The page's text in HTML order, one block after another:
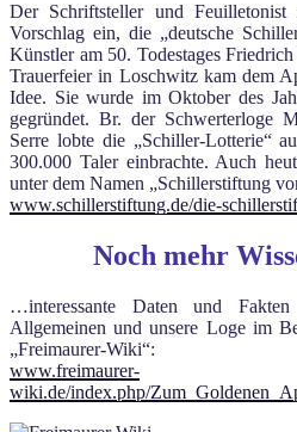
Der Schriftsteller und Feuilletonist
Vorschlag ein, die „deutsche
Künstler am 50. Todestages
Trauerfeier in Loschwitz kam dem
Idee. Sie wurde im Oktober des
gegründet. Br. der Schwerterloge
Serre lobte die „Schiller-Lotterie“
300.000 Taler einbrachte. Auch
unter dem Namen „Schillerstiftung
www.schillerstiftung.de/die-
Noch mehr
…interessante Daten und
Allgemeinen und unsere Loge im
„Freimaurer-Wiki“:
www.freimaurer-
wiki.de/index.php/